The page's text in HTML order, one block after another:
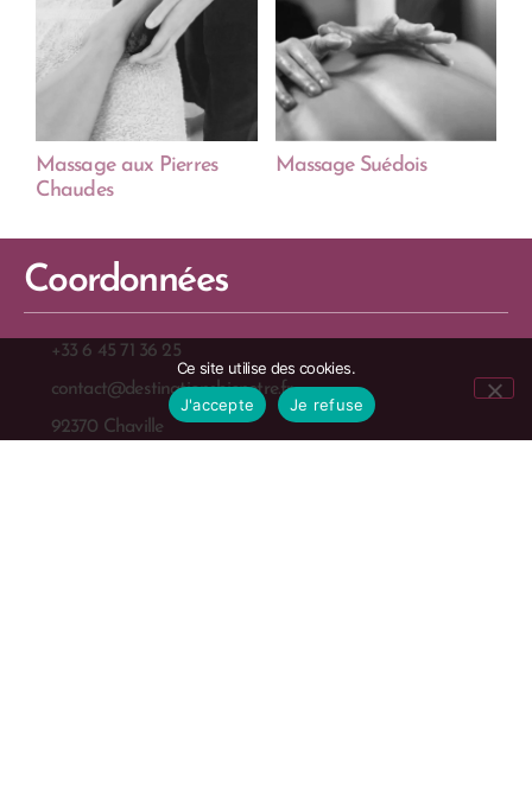
Massage aux Pierres
Chaudes
Massage Suédois
Coordonnées
+33 6 45 71 36 25
contact@destinationsbienetre.fr
92370 Chaville
Ce site utilise des cookies.
J'accepte
Je refuse